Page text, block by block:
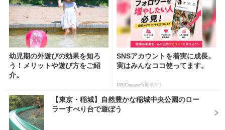
幼児期の外遊びの効果を知ろ
う！メリットや遊び方をご紹
介。
SNSアカウントを着実に成長。
実はみんなココ使ってます。
PR(Dreaw合同会社)
【東京・稲城】自然豊かな稲城中央公園のロー
ラーすべり台で遊ぼう